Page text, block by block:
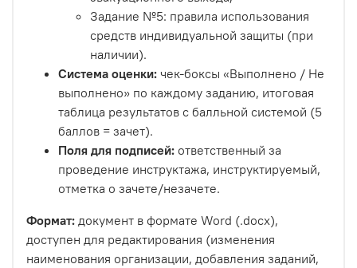
Задание №5: правила использования
средств индивидуальной защиты (при
наличии).
Система оценки: чек-боксы «Выполнено / Не
выполнено» по каждому заданию, итоговая
таблица результатов с балльной системой (5
баллов = зачет).
Поля для подписей: ответственный за
проведение инструктажа, инструктируемый,
отметка о зачете/незачете.
Формат: документ в формате Word (.docx),
доступен для редактирования (изменения
наименования организации, добавления заданий,